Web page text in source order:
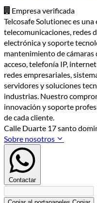
Empresa verificada
Telcosafe Solutionec es
telecomunicaciones, redes
electrónica y soporte
mantenimiento de
acceso, telefonía IP,
redes empresariales,
servidores y soluciones
industrias. Nuestro
innovación y soporte
de cada cliente.
Calle Duarte 17 santo
Sobre nosotros
Contactar